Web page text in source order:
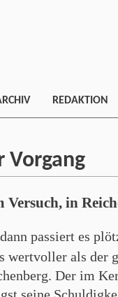
REDAKTION
Vorgang
Versuch, in
passiert es
wertvoller als der
Der im
seine